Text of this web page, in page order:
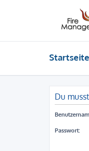
Startseite
Du
Passwort: